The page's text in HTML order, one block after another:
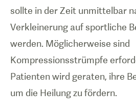
sollte in der Zeit unmittelbar
Verkleinerung auf sportliche
werden. Möglicherweise sind
Kompressionsstrümpfe
Patienten wird geraten, ihre
um die Heilung zu fördern.